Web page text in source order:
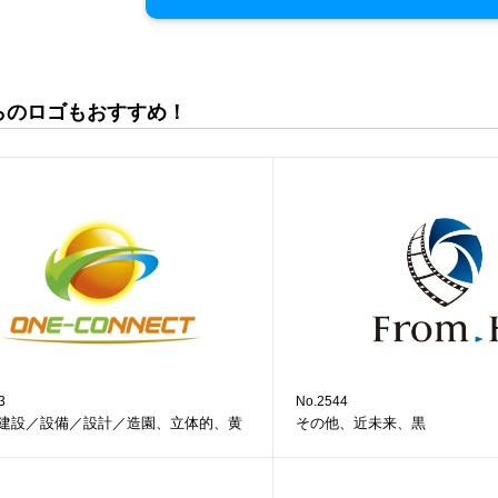
ロゴもおすすめ！
設／設備／設計／造園、立体的、黄
No.2544
その他、近未来、黒